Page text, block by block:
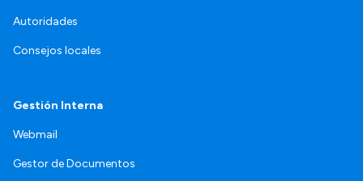
Autoridades
Consejos locales
Gestión Interna
Webmail
Gestor de Documentos